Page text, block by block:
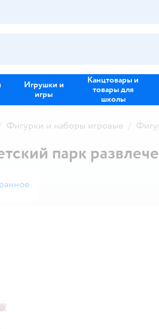
Игрушки и
игры
Канцтовары и
товары для
школы
Фигурки и наборы игровые
парк